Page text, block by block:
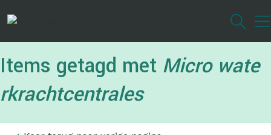
inhoud
Items getagd met Micro wate
rkrachtcentrales